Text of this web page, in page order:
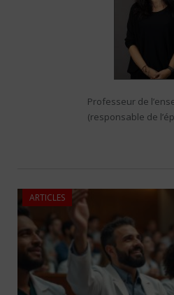
Professeur de
(responsable de
ARTICLES